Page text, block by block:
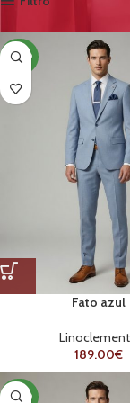
NOVO
Fato azul
189.00€
NOVO